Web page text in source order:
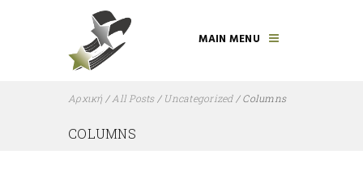
MAIN MENU
Αρχική /All Posts/ Uncategorized/Columns
COLUMNS